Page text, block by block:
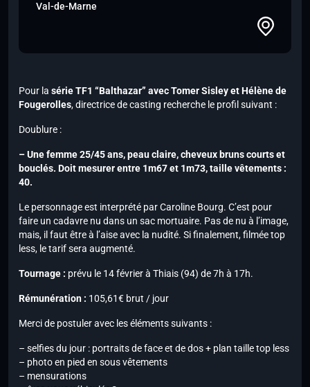
Val-de-Marne
Pour la série TF1 “Balthazar” avec Tomer Sisley et Hélène de
Fougerolles, directrice de casting recherche le profil suivant :
Doublure :
– Une femme 25/45 ans, peau claire, cheveux bruns courts et
bouclés. Doit mesurer entre 1m67 et 1m73, taille vêtements :
40.
Le personnage est interprété par Caroline Bourg. C’est pour
faire un cadavre nu dans un sac mortuaire. Pas de nu à l’image,
mais, il faut être à l’aise avec la nudité. Si finalement, filmée top
less, le tarif sera augmenté.
Tournage : prévu le 14 février à Thiais (94) de 7h à 17h.
Rémunération : 105,61€ brut / jour
Merci de postuler avec les éléments suivants :
– selfies du jour : portraits de face et de dos + plan taille top less
– photo en pied en sous vêtements
– mensurations